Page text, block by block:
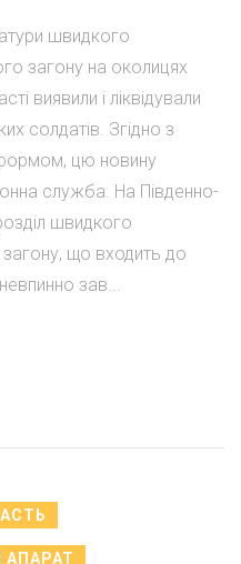
швидкого
загону на околицях
виявили і ліквідували
солдатів. Згідно з
цю новину
служба. На Південно-
швидкого
що входить до
зав...
АПАРАТ